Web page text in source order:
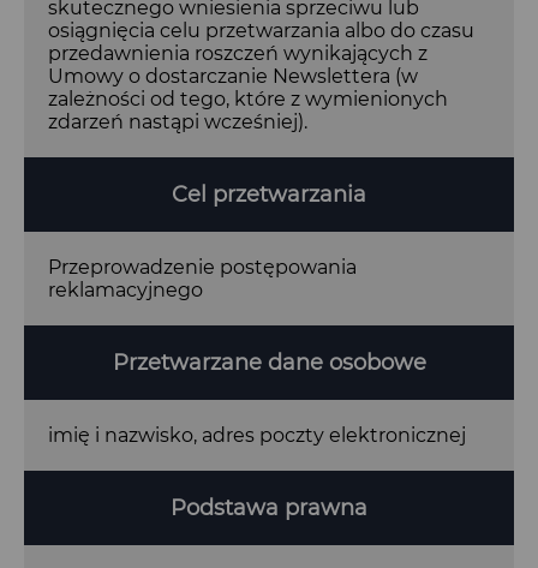
skutecznego wniesienia sprzeciwu lub
osiągnięcia celu przetwarzania albo do czasu
przedawnienia roszczeń wynikających z
Umowy o dostarczanie Newslettera (w
zależności od tego, które z wymienionych
zdarzeń nastąpi wcześniej).
Cel przetwarzania
Przeprowadzenie postępowania
reklamacyjnego
Przetwarzane dane osobowe
imię i nazwisko, adres poczty elektronicznej
Podstawa prawna